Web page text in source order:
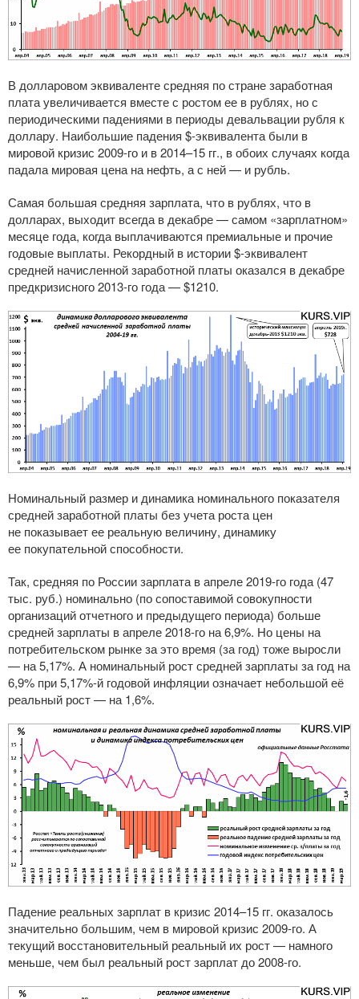
В долларовом эквиваленте средняя по стране заработная
плата увеличивается вместе с ростом ее в рублях, но с
периодическими падениями в периоды девальвации рубля к
доллару. Наибольшие падения $-эквивалента были в
мировой кризис 2009-го и в 2014–15 гг., в обоих случаях когда
падала мировая цена на нефть, а с ней — и рубль.
Самая большая средняя зарплата, что в рублях, что в
долларах, выходит всегда в декабре — самом «зарплатном»
месяце года, когда выплачиваются премиальные и прочие
годовые выплаты. Рекордный в истории $-эквивалент
средней начисленной заработной платы оказался в декабре
предкризисного2013-го года — $1210.
Номинальный размер и динамика номинального показателя
средней заработной платы без учета роста цен
не показывает ее реальную величину, динамику
ее покупательной способности.
Так, средняя по России зарплата в апреле2019-го года (47
тыс. руб.) номинально (по сопоставимой совокупности
организаций отчетного и предыдущего периода) больше
средней зарплаты в апреле2018-го на 6,9%. Но цены на
потребительском рынке за это время (за год) тоже выросли
— на 5,17%. А номинальный рост средней зарплаты за год на
6,9% при 5,17%-й годовой инфляции означает небольшой её
реальный рост — на 1,6%.
Падение реальных зарплат в кризис 2014–15 гг. оказалось
значительно большим, чем в мировой кризис 2009-го. А
текущий восстановительный реальный их рост — намного
меньше, чем был реальный рост зарплат до2008-го.